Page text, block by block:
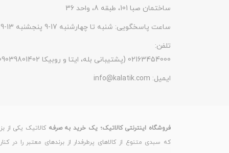
ساختمان صبا 101، طبقه 8، واحد 36
ساعت پاسخگویی: شنبه تا چهارشنبه 17-9 پنجشنبه 13-9
تلفن:
(پشتیبانی بله، ایتا و روبیکا 09039801402) 02163454000
ایمیل: info@kalatik.com
فروشگاه اینترنتی کالاتیک؛ یک خرید به صرفه کالاتیک یکی از
که سبدی متنوع از کالاهای پرطرفدار از برندهای معتبر را در